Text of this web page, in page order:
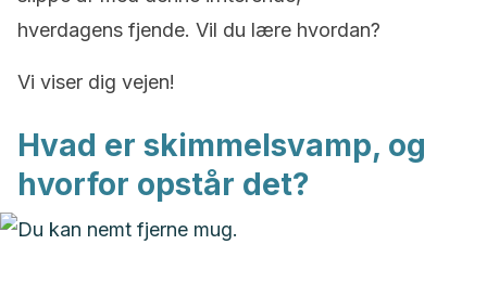
hverdagens fjende. Vil du lære hvordan?
Vi viser dig vejen!
Hvad er skimmelsvamp, og
hvorfor opstår det?